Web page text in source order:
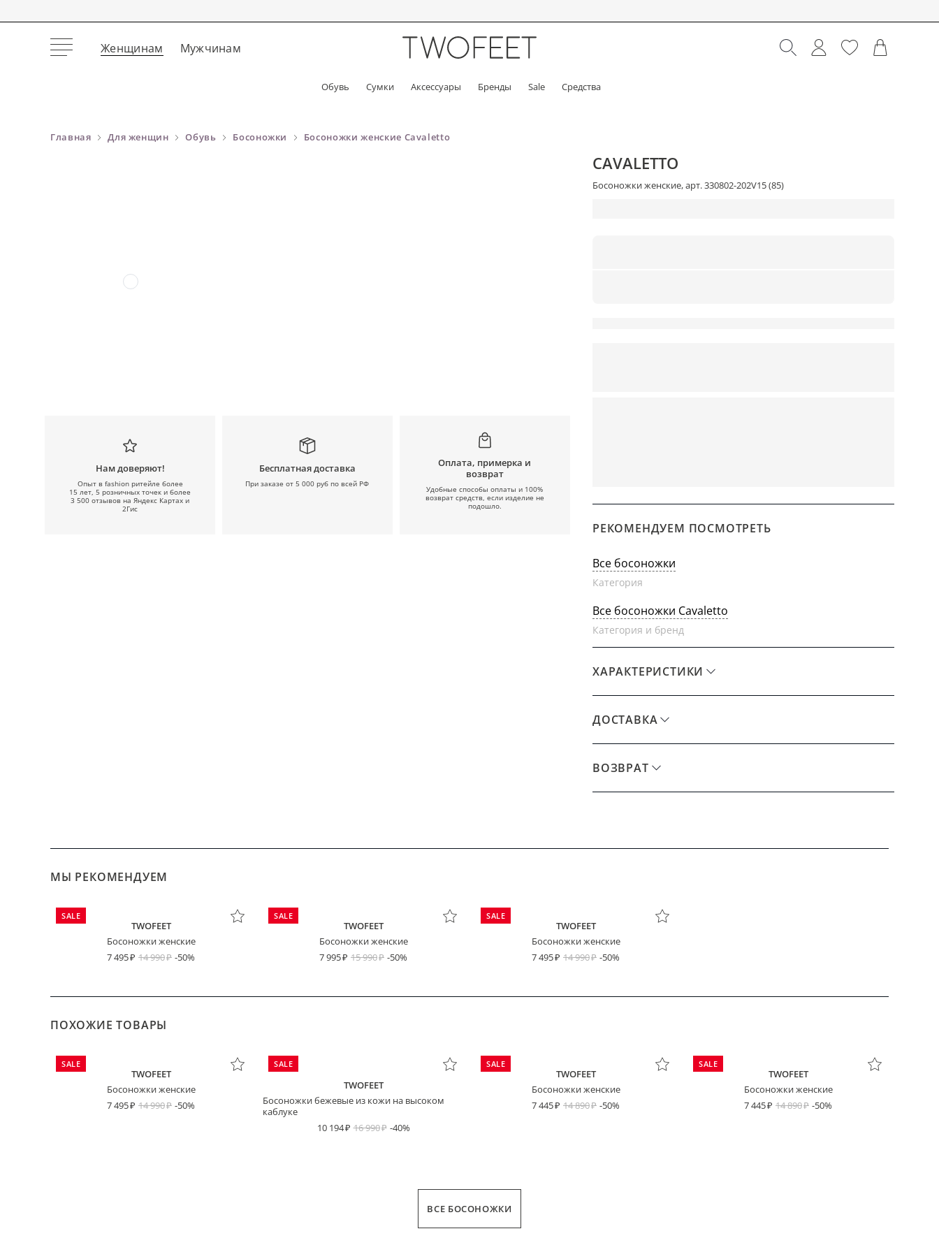
Женщинам Мужчинам
Обувь Сумки Аксессуары Бренды Sale Средства
Главная Для женщин Обувь Босоножки Босоножки женские Cavaletto
Нам доверяют!
Опыт в fashion ритейле более
15 лет, 5 розничных точек и более
3 500 отзывов на Яндекс Картах и
2Гис
Бесплатная доставка
При заказе от 5 000 руб по всей РФ
Оплата, примерка и
возврат
Удобные способы оплаты и 100%
возврат средств, если изделие не
подошло.
CAVALETTO
Босоножки женские, арт. 330802-202V15 (85)
РЕКОМЕНДУЕМ ПОСМОТРЕТЬ
Все босоножки
Категория
Все босоножки Cavaletto
Категория и бренд
ХАРАКТЕРИСТИКИ
ДОСТАВКА
ВОЗВРАТ
МЫ РЕКОМЕНДУЕМ
SALE
TWOFEET
Босоножки женские
7 495
14 990 -50%
SALE
TWOFEET
Босоножки женские
7 995
15 990 -50%
SALE
TWOFEET
Босоножки женские
7 495
14 990 -50%
ПОХОЖИЕ ТОВАРЫ
SALE
TWOFEET
Босоножки женские
7 495
14 990 -50%
SALE
TWOFEET
Босоножки бежевые из кожи на высоком
каблуке
10 194
16 990 -40%
SALE
TWOFEET
Босоножки женские
7 445
14 890 -50%
SALE
TWOFEET
Босоножки женские
7 445
14 890 -50%
ВСЕ БОСОНОЖКИ